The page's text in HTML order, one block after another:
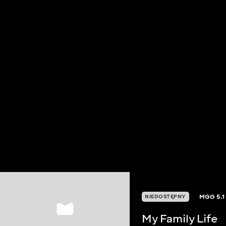
NIEDOSTĘPNY MGG5.1
My Family Life